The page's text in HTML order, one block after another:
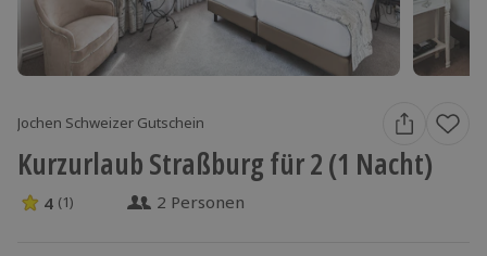
Jochen Schweizer Gutschein
Kurzurlaub Straßburg für 2 (1 Nacht)
4 Sterne von 5 aus 1 Bewertungen
4 (1) 2 Personen